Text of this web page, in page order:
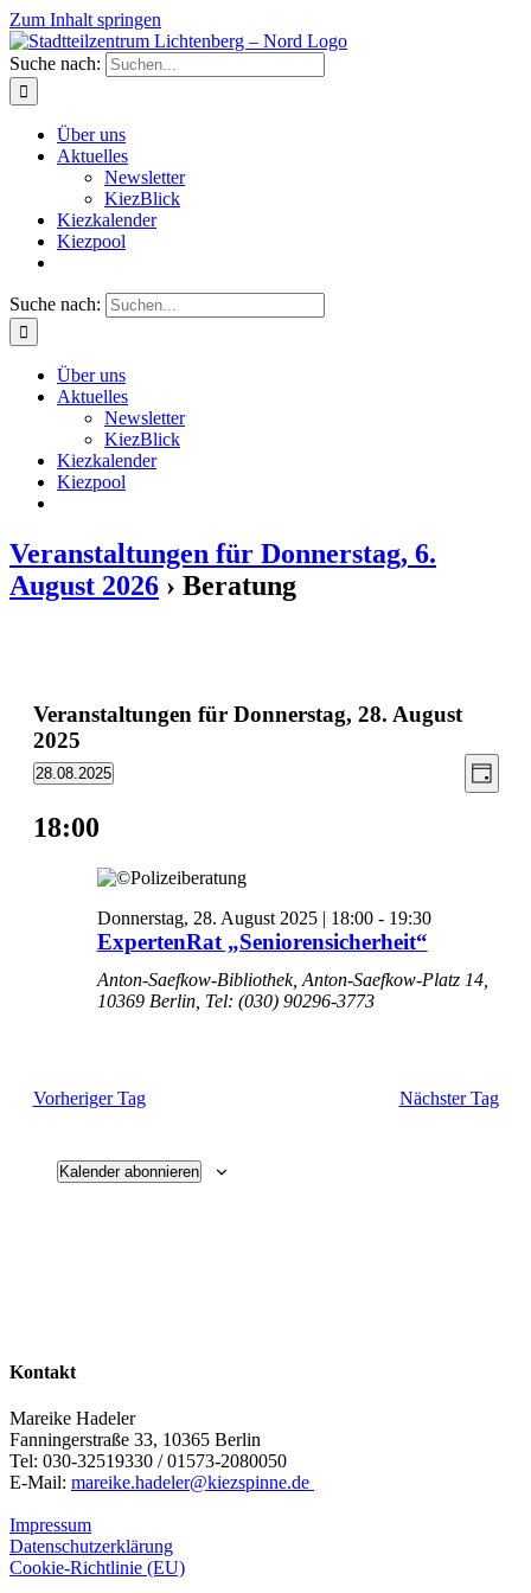
Zum Inhalt springen
Suche nach:
Über uns
Aktuelles
Newsletter
KiezBlick
Kiezkalender
Kiezpool
Suche nach:
Über uns
Aktuelles
Newsletter
KiezBlick
Kiezkalender
Kiezpool
Veranstaltungen für Donnerstag, 6.
August 2026 › Beratung
Veranstaltungen für Donnerstag, 28. August
2025
Tag
28.08.2025
wählen.
18:00
ExpertenRat „Seniorensicherheit“
Donnerstag, 28. August 2025 | 18:00- 19:30
Anton-Saefkow-Bibliothek, Anton-Saefkow-Platz 14,
10369 Berlin, Tel: (030) 90296-3773
Vorheriger Tag Nächster Tag
Kalender abonnieren
Kontakt
Mareike Hadeler
Fanningerstraße 33, 10365 Berlin
Tel: 030-32519330 / 01573-2080050
E-Mail: mareike.hadeler@kiezspinne.de
Impressum
Datenschutzerklärung
Cookie-Richtlinie (EU)